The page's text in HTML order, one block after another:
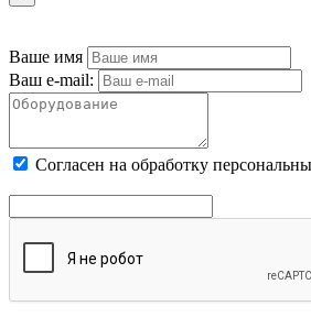
Ваше имя
Ваш e-mail:
Cогласен на обработку